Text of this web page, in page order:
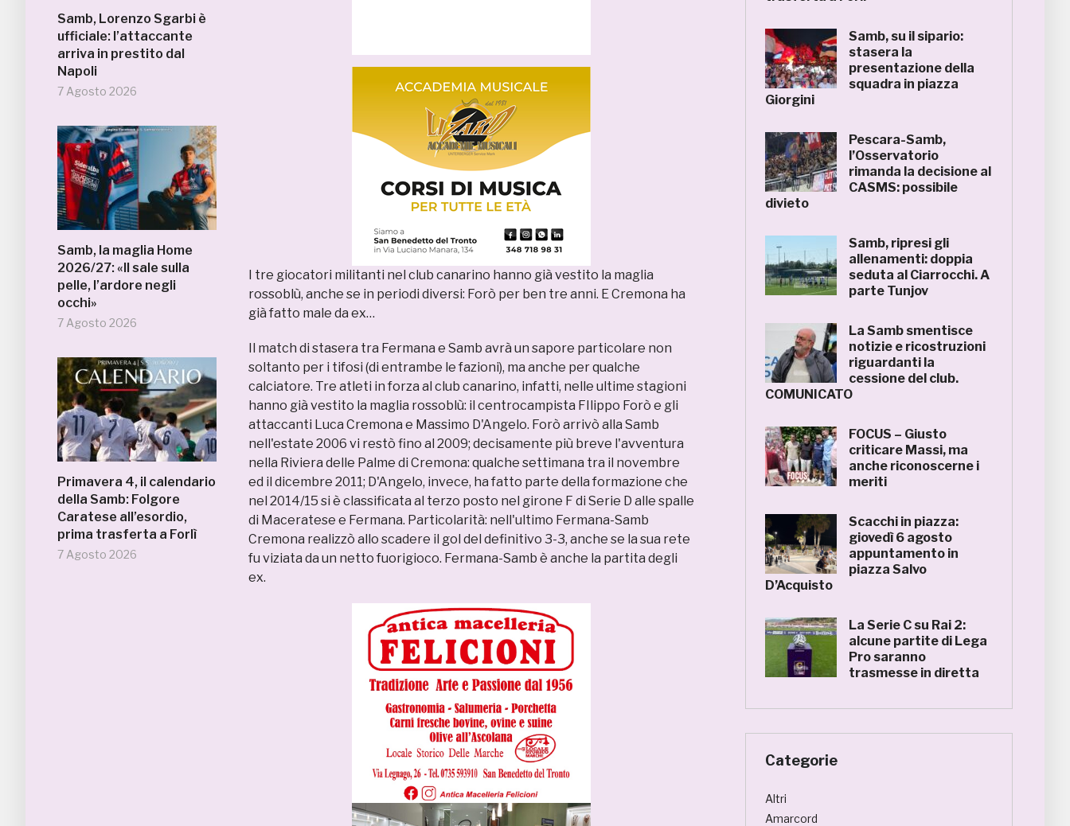
Samb, Lorenzo Sgarbi è
ufficiale: l’attaccante
arriva in prestito dal
Napoli
7 Agosto 2026
Samb, la maglia Home
2026/27: «Il sale sulla
pelle, l’ardore negli
occhi»
7 Agosto 2026
Primavera 4, il calendario
della Samb: Folgore
Caratese all’esordio,
prima trasferta a Forlì
7 Agosto 2026
I tre giocatori militanti nel club canarino hanno già vestito la maglia
rossoblù, anche se in periodi diversi: Forò per ben tre anni. E Cremona ha
già fatto male da ex…
Il match di stasera tra Fermana e Samb avrà un sapore particolare non
soltanto per i tifosi (di entrambe le fazioni), ma anche per qualche
calciatore. Tre atleti in forza al club canarino, infatti, nelle ultime stagioni
hanno già vestito la maglia rossoblù: il centrocampista FIlippo Forò e gli
attaccanti Luca Cremona e Massimo D'Angelo. Forò arrivò alla Samb
nell'estate 2006 vi restò fino al 2009; decisamente più breve l'avventura
nella Riviera delle Palme di Cremona: qualche settimana tra il novembre
ed il dicembre 2011; D'Angelo, invece, ha fatto parte della formazione che
nel 2014/15 si è classificata al terzo posto nel girone F di Serie D alle spalle
di Maceratese e Fermana. Particolarità: nell'ultimo Fermana-Samb
Cremona realizzò allo scadere il gol del definitivo 3-3, anche se la sua rete
fu viziata da un netto fuorigioco. Fermana-Samb è anche la partita degli
ex.
Samb, su il sipario:
stasera la
presentazione della
squadra in piazza
Giorgini
Pescara-Samb,
l’Osservatorio
rimanda la decisione al
CASMS: possibile
divieto
Samb, ripresi gli
allenamenti: doppia
seduta al Ciarrocchi. A
parte Tunjov
La Samb smentisce
notizie e ricostruzioni
riguardanti la
cessione del club.
COMUNICATO
FOCUS – Giusto
criticare Massi, ma
anche riconoscerne i
meriti
Scacchi in piazza:
giovedì 6 agosto
appuntamento in
piazza Salvo
D’Acquisto
La Serie C su Rai 2:
alcune partite di Lega
Pro saranno
trasmesse in diretta
Categorie
Altri
Amarcord